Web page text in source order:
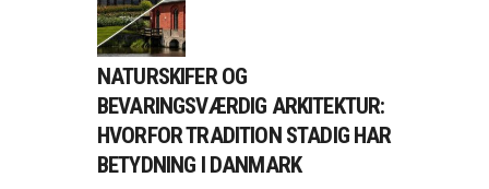
NATURSKIFER OG
BEVARINGSVÆRDIG ARKITEKTUR:
HVORFOR TRADITION STADIG HAR
BETYDNING I DANMARK